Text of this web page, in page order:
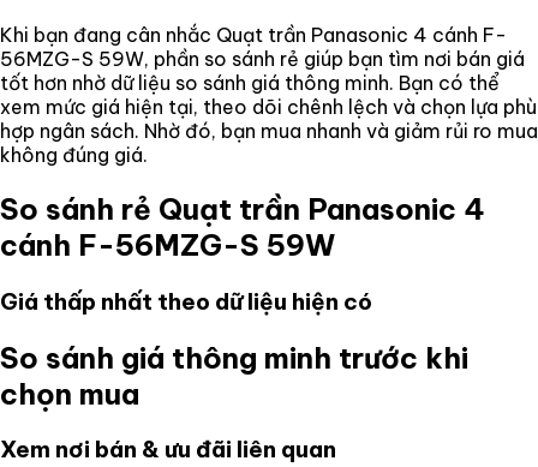
Khi bạn đang cân nhắc Quạt trần Panasonic 4 cánh F-
56MZG-S 59W, phần so sánh rẻ giúp bạn tìm nơi bán giá
tốt hơn nhờ dữ liệu so sánh giá thông minh. Bạn có thể
xem mức giá hiện tại, theo dõi chênh lệch và chọn lựa phù
hợp ngân sách. Nhờ đó, bạn mua nhanh và giảm rủi ro mua
không đúng giá.
So sánh rẻ Quạt trần Panasonic 4
cánh F-56MZG-S 59W
Giá thấp nhất theo dữ liệu hiện có
So sánh giá thông minh trước khi
chọn mua
Xem nơi bán & ưu đãi liên quan